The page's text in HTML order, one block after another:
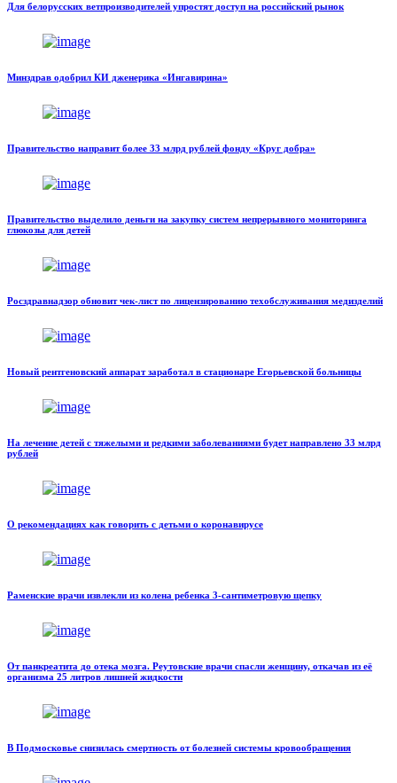
Для белорусских ветпроизводителей упростят доступ на российский рынок
Минздрав одобрил КИ дженерика «Ингавирина»
Правительство направит более 33 млрд рублей фонду «Круг добра»
Правительство выделило деньги на закупку систем непрерывного мониторинга
глюкозы для детей
Росздравнадзор обновит чек-лист по лицензированию техобслуживания медизделий
Новый рентгеновский аппарат заработал в стационаре Егорьевской больницы
На лечение детей с тяжелыми и редкими заболеваниями будет направлено 33 млрд
рублей
О рекомендациях как говорить с детьми о коронавирусе
Раменские врачи извлекли из колена ребенка 3-сантиметровую щепку
От панкреатита до отека мозга. Реутовские врачи спасли женщину, откачав из её
организма 25 литров лишней жидкости
В Подмосковье снизилась смертность от болезней системы кровообращения